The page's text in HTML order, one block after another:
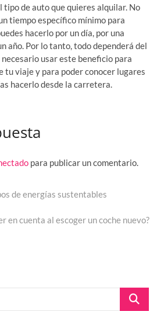
tipo de auto que quieres alquilar. No
tiempo específico mínimo para
hacerlo por un día, por una
año. Por lo tanto, todo dependerá del
usar este beneficio para
viaje y para poder conocer lugares
hacerlo desde la carretera.
para publicar un comentario.
de energías sustentables
en cuenta al escoger un coche nuevo?
Buscar